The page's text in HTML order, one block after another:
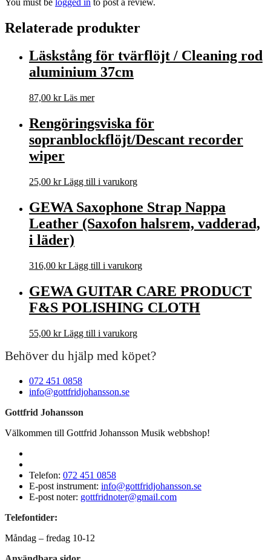
Relaterade produkter
Läskstång för tvärflöjt / Cleaning rod
aluminium 37cm
87,00 kr Läs mer
Rengöringsviska för
sopranblockflöjt/Descant recorder
wiper
25,00 kr Lägg till i varukorg
GEWA Saxophone Strap Nappa
Leather (Saxofon halsrem, vadderad,
i läder)
316,00 kr Lägg till i varukorg
GEWA GUITAR CARE PRODUCT
F&S POLISHING CLOTH
55,00 kr Lägg till i varukorg
Behöver du hjälp med köpet?
072 451 0858
info@gottfridjohansson.se
Gottfrid Johansson
Välkommen till Gottfrid Johansson Musik webbshop!
Telefon: 072 451 0858
E-post instrument: info@gottfridjohansson.se
E-post noter: gottfridnoter@gmail.com
Telefontider:
Måndag – fredag 10-12